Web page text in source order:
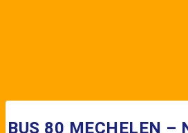
BUS 80 MECHELEN –